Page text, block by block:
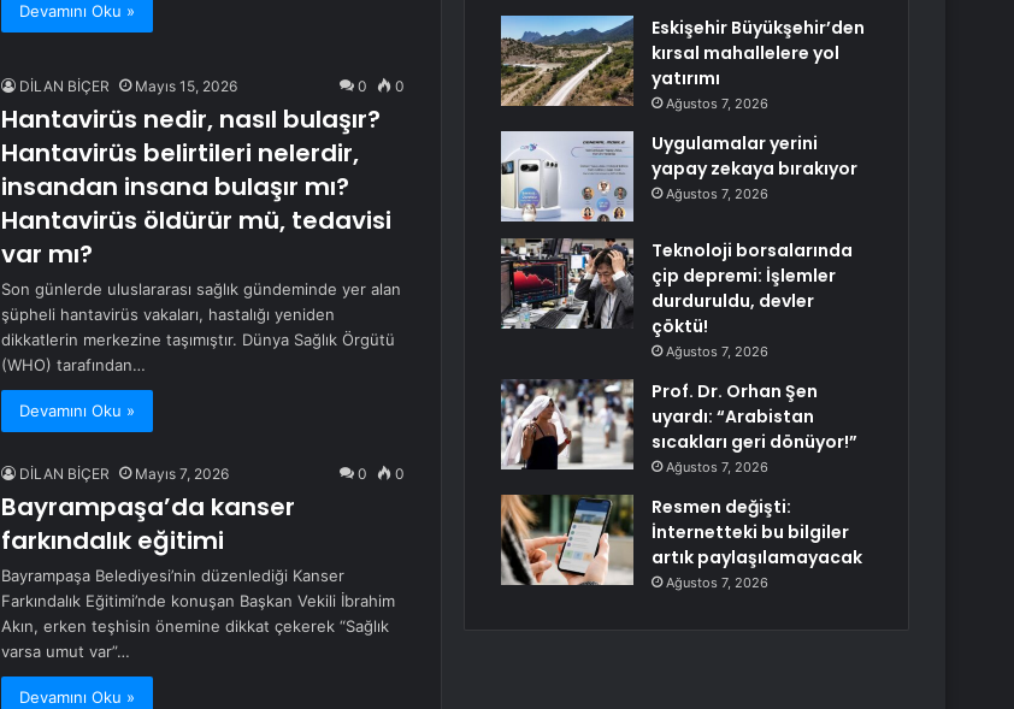
Devamını Oku »
DİLAN BİÇER Mayıs 15, 2026 0 0
Hantavirüs nedir, nasıl bulaşır?
Hantavirüs belirtileri nelerdir,
insandan insana bulaşır mı?
Hantavirüs öldürür mü, tedavisi
var mı?
Son günlerde uluslararası sağlık gündeminde yer alan
şüpheli hantavirüs vakaları, hastalığı yeniden
dikkatlerin merkezine taşımıştır. Dünya Sağlık Örgütü
(WHO) tarafından…
Devamını Oku »
DİLAN BİÇER Mayıs 7, 2026 0 0
Bayrampaşa’da kanser
farkındalık eğitimi
Bayrampaşa Belediyesi’nin düzenlediği Kanser
Farkındalık Eğitimi’nde konuşan Başkan Vekili İbrahim
Akın, erken teşhisin önemine dikkat çekerek “Sağlık
varsa umut var”…
Devamını Oku »
Eskişehir Büyükşehir’den
kırsal mahallelere yol
yatırımı
Ağustos 7, 2026
Uygulamalar yerini
yapay zekaya bırakıyor
Ağustos 7, 2026
Teknoloji borsalarında
çip depremi: İşlemler
durduruldu, devler
çöktü!
Ağustos 7, 2026
Prof. Dr. Orhan Şen
uyardı: “Arabistan
sıcakları geri dönüyor!”
Ağustos 7, 2026
Resmen değişti:
İnternetteki bu bilgiler
artık paylaşılamayacak
Ağustos 7, 2026